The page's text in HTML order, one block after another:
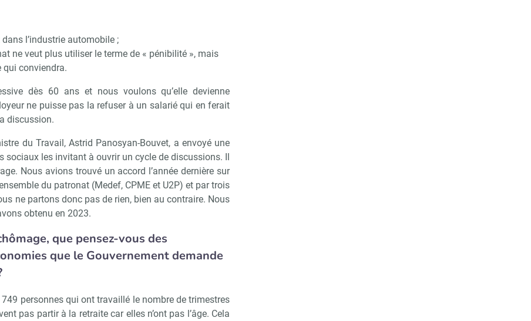
l’industrie automobile ;
ne veut plus utiliser le terme de « pénibilité », mais
qui conviendra.
dès 60 ans et nous voulons qu’elle devienne
ne puisse pas la refuser à un salarié qui en ferait
discussion.
du Travail, Astrid Panosyan-Bouvet, a envoyé une
sociaux les invitant à ouvrir un cycle de discussions. Il
Nous avions trouvé un accord l’année dernière sur
du patronat (Medef, CPME et U2P) et par trois
ne partons donc pas de rien, bien au contraire. Nous
obtenu en 2023.
que pensez-vous des
que le Gouvernement demande
personnes qui ont travaillé le nombre de trimestres
pas partir à la retraite car elles n’ont pas l’âge. Cela
CSE Matin Abonnez-vous à notre newsletter
Non merci, je reçois déjà ! Je déciderai plus tard